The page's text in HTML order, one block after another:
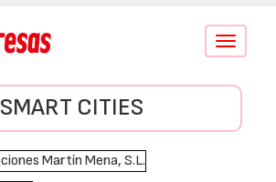
Conmutar
SMART CITIES